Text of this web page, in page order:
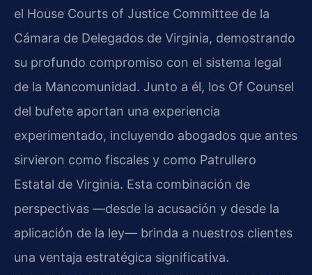
el House Courts of Justice Committee de la
Cámara de Delegados de Virginia, demostrando
su profundo compromiso con el sistema legal
de la Mancomunidad. Junto a él, los Of Counsel
del bufete aportan una experiencia
experimentado, incluyendo abogados que antes
sirvieron como fiscales y como Patrullero
Estatal de Virginia. Esta combinación de
perspectivas —desde la acusación y desde la
aplicación de la ley— brinda a nuestros clientes
una ventaja estratégica significativa.